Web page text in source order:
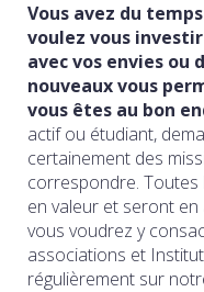
Vous avez du
voulez vous
avec vos envies ou
nouveaux vous
vous êtes au bon
actif ou étudiant,
certainement des
correspondre.
en valeur et seront
vous voudrez y
associations et
régulièrement sur